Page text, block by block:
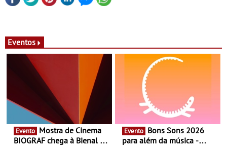
Eventos
Evento
BIOGRAF chega à Bienal de
Evento
para além da música -